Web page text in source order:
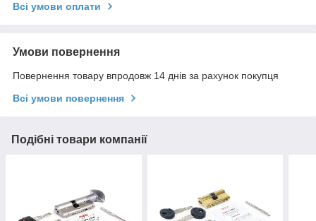
Всі умови оплати
Умови повернення
Повернення товару впродовж 14 днів за рахунок покупця
Всі умови повернення
Подібні товари компанії